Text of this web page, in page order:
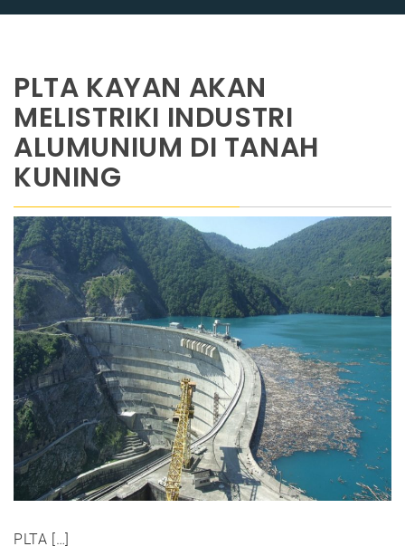
PLTA KAYAN AKAN
MELISTRIKI INDUSTRI
ALUMUNIUM DI TANAH
KUNING
PLTA […]